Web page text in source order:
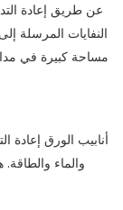
عن طريق إعادة
النفايات المرسلة
مساحة كبيرة في
أنابيب الورق إعادة
والماء